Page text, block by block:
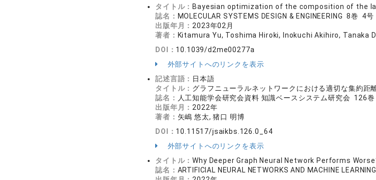
タイトル： Bayesian optimization of the composition of the
誌名： MOLECULAR SYSTEMS DESIGN & ENGINEERING 8巻 4
出版年月： 2023年02月
著者： Kitamura Yu, Toshima Hiroki, Inokuchi Akihiro, Tanaka
DOI： 10.1039/d2me00277a
外部サイトへのリンクを表示
記述言語： 日本語
タイトル： グラフニューラルネットワークにおける適切な集約距
誌名： 人工知能学会研究会資料 知識ベースシステム研究会 126
出版年月： 2022年
著者： 矢嶋 悠太, 猪口 明博
DOI： 10.11517/jsaikbs.126.0_64
外部サイトへのリンクを表示
タイトル：Why Deeper Graph Neural Network Performs
誌名： ARTIFICIAL NEURAL NETWORKS AND MACHINE